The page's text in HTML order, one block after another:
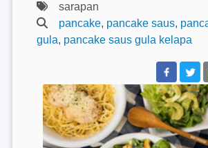
sarapan
pancake, pancake saus,
gula, pancake saus gula kelapa